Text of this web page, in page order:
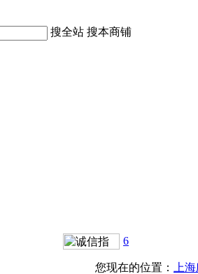
搜全站 搜本商铺
6
您现在的位置： 上